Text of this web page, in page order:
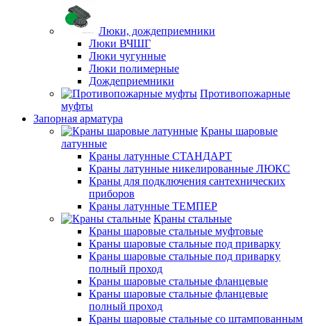
Люки, дождеприемники
Люки ВЧШГ
Люки чугунные
Люки полимерные
Дождеприемники
Противопожарные
муфты
Запорная арматура
Краны шаровые
латунные
Краны латунные СТАНДАРТ
Краны латунные никелированные ЛЮКС
Краны для подключения сантехнических
приборов
Краны латунные ТЕМПЕР
Краны стальные
Краны шаровые стальные муфтовые
Краны шаровые стальные под приварку
Краны шаровые стальные под приварку
полный проход
Краны шаровые стальные фланцевые
Краны шаровые стальные фланцевые
полный проход
Краны шаровые стальные со штампованным